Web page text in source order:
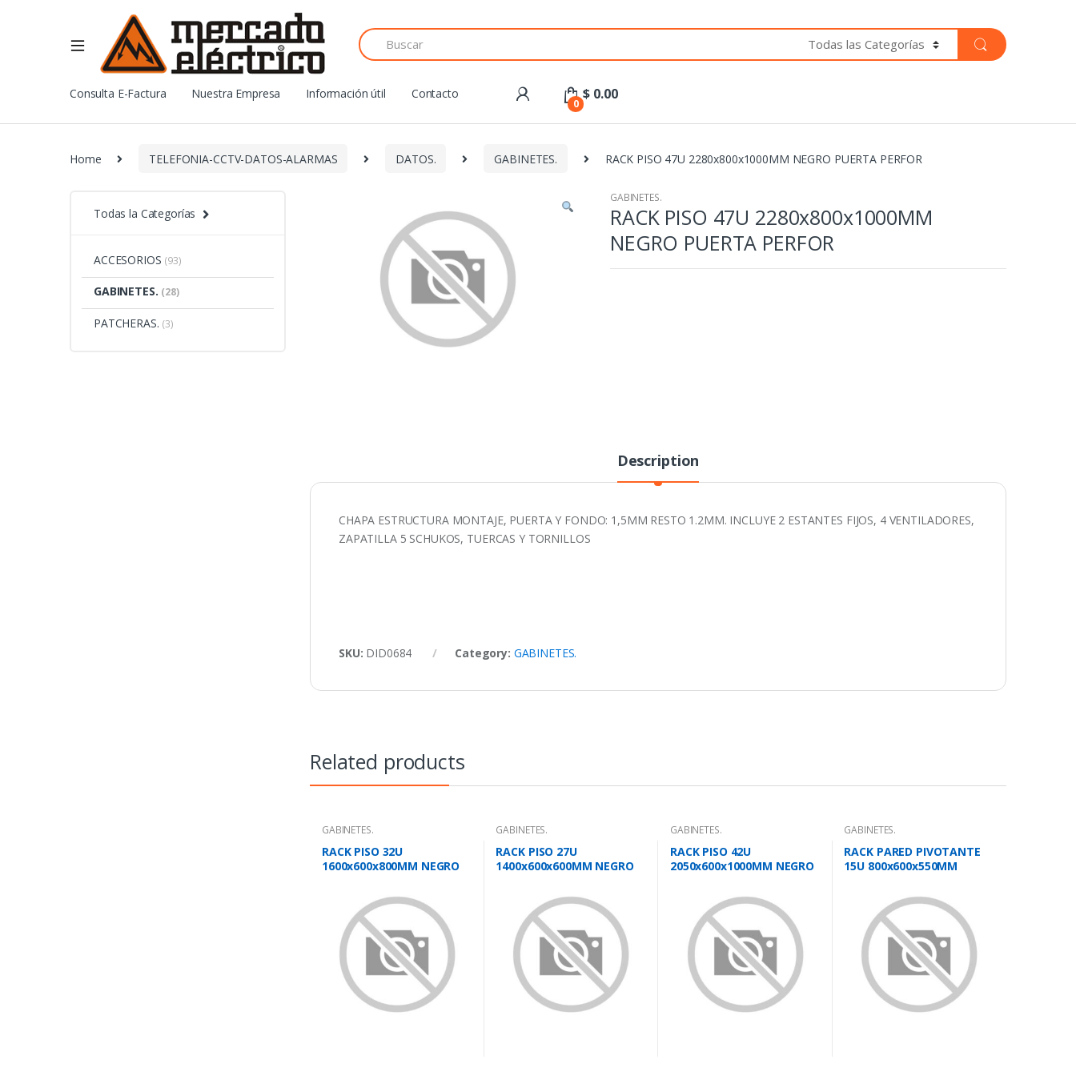
Search
for:
Consulta E-Factura Nuestra Empresa Información útil Contacto
0
$ 0.00
Home TELEFONIA-CCTV-DATOS-ALARMAS DATOS. GABINETES. RACK PISO 47U 2280x800x1000MM NEGRO PUERTA PERFOR
GABINETES.
RACK PISO 47U 2280x800x1000MM
NEGRO PUERTA PERFOR
Description
CHAPA ESTRUCTURA MONTAJE, PUERTA Y FONDO: 1,5MM RESTO 1.2MM. INCLUYE 2 ESTANTES FIJOS, 4 VENTILADORES,
ZAPATILLA 5 SCHUKOS, TUERCAS Y TORNILLOS
SKU: DID0684 Category: GABINETES.
Related products
GABINETES.
RACK PISO 32U
1600x600x800MM NEGRO
GABINETES.
RACK PISO 27U
1400x600x600MM NEGRO
GABINETES.
RACK PISO 42U
2050x600x1000MM NEGRO
GABINETES.
RACK PARED PIVOTANTE
15U 800x600x550MM
Todas la Categorías
ACCESORIOS (93)
GABINETES. (28)
PATCHERAS. (3)